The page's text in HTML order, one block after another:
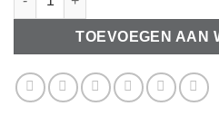
TOEVOEGEN AAN